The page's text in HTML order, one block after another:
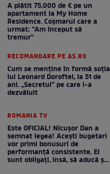
A plătit 75.000 de € pe un
apartament la My Home
Residence. Coşmarul care a
urmat: "Am început să
tremur"
RECOMANDARE PE AS.RO
Cum se menţine în formă soţia
lui Leonard Doroftei, la 51 de
ani. „Secretul” pe care l-a
dezvăluit
ROMANIA TV
Este OFICIAL! Nicușor Dan a
semnat legea! Acești bugetari
vor primi bonusuri de
performanță consistente. Ei
sunt obligați, însă, să aducă și